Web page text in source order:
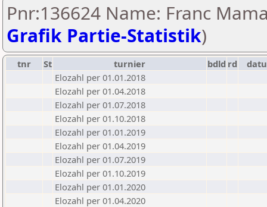
Pnr:136624 Name: Franc
Grafik Partie-Statistik)
tnr St turnier bdld rd
Elozahl per 01.01.2018
Elozahl per 01.04.2018
Elozahl per 01.07.2018
Elozahl per 01.10.2018
Elozahl per 01.01.2019
Elozahl per 01.04.2019
Elozahl per 01.07.2019
Elozahl per 01.10.2019
Elozahl per 01.01.2020
Elozahl per 01.04.2020